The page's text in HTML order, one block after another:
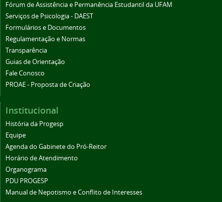
Fórum de Assistência e Permanência Estudantil da UFAM
Serviços de Psicologia - DAEST
Formulários e Documentos
Regulamentação e Normas
Transparência
Guias de Orientação
Fale Conosco
PROAE - Proposta de Criação
Institucional
História da Progesp
Equipe
Agenda do Gabinete do Pró-Reitor
Horário de Atendimento
Organograma
PDU PROGESP
Manual de Nepotismo e Conflito de Interesses